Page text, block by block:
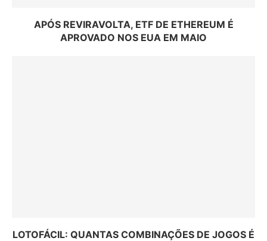
APÓS REVIRAVOLTA, ETF DE ETHEREUM É
APROVADO NOS EUA EM MAIO
LOTOFÁCIL: QUANTAS COMBINAÇÕES DE JOGOS É